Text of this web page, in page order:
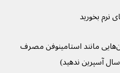
نرم بخورید
برای کاهش تب مسکن‌هایی مانند استامینوفن مصرف